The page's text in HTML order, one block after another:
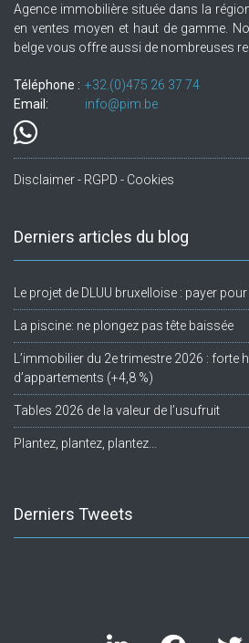
Agence immobilière située dans la
en ventes moyen et haut de gamme.
belge vous offre aussi de nombreuses
Téléphone : +32.(0)475 26 37 74
Email:
info@pim.be
Disclaimer - RGPD - Cookies
Derniers articles du blog
Le projet de DLUU bruxelloise : payer
La piscine: ne plongez pas tête baissée
L’immobilier du 2e trimestre 2026 : forte
d’appartements (+4,8 %)
Tables 2026 de la valeur de l’usufruit
Plantez, plantez, plantez…
Derniers Tweets